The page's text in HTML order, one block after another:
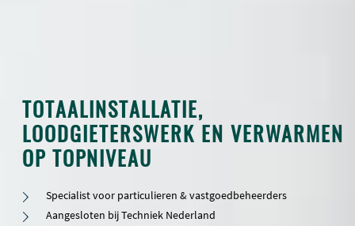
TOTAALINSTALLATIE,
LOODGIETERSWERK EN VERWARMEN
OP TOPNIVEAU
Specialist voor particulieren & vastgoedbeheerders
Aangesloten bij Techniek Nederland